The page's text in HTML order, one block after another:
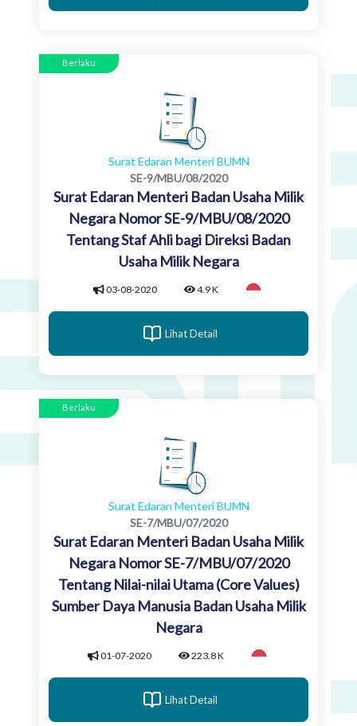
Berlaku
Surat Edaran Menteri BUMN
SE-9/MBU/08/2020
Surat Edaran Menteri Badan Usaha Milik
Negara Nomor SE-9/MBU/08/2020
Tentang Staf Ahli bagi Direksi Badan
Usaha Milik Negara
03-08-2020 4.9 K
Lihat Detail
Berlaku
Surat Edaran Menteri BUMN
SE-7/MBU/07/2020
Surat Edaran Menteri Badan Usaha Milik
Negara Nomor SE-7/MBU/07/2020
Tentang Nilai-nilai Utama (Core Values)
Sumber Daya Manusia Badan Usaha Milik
Negara
01-07-2020 223.8 K
Lihat Detail